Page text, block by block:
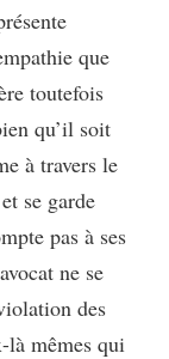
que
toutefois
qu’il soit
à travers le
se garde
pas à ses
ne se
des
là mêmes qui